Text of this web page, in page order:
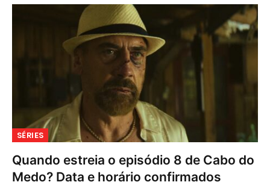
SÉRIES
Quando estreia o episódio 8 de Cabo do
Medo? Data e horário confirmados